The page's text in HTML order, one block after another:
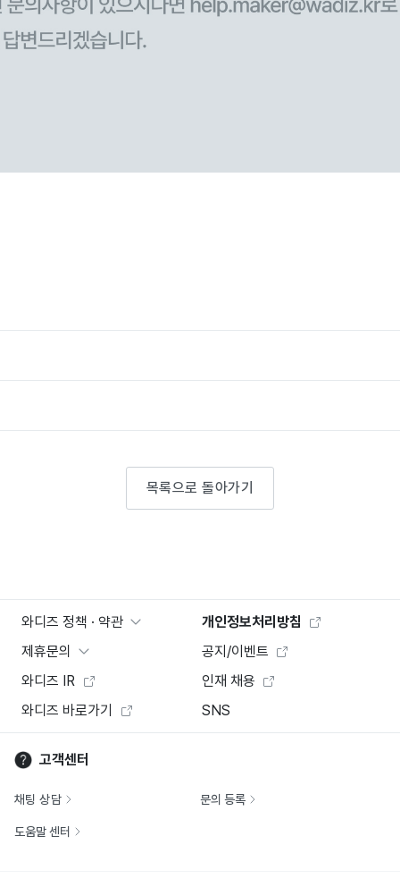
목록으로 돌아가기
와디즈 정책 · 약관
개인정보처리방침
제휴문의
공지/이벤트
와디즈 IR
인재 채용
와디즈 바로가기
SNS
고객센터
채팅 상담 문의 등록
도움말 센터